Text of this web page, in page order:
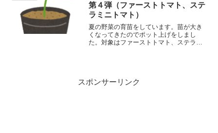
第４弾（ファーストトマト、ステ
ラミニトマト）
夏の野菜の育苗をしています。苗が大き
くなってきたのでポット上げをしまし
た。対象はファーストトマト、ステラミ
スポンサーリンク